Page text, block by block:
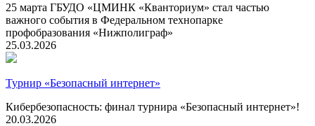
25 марта ГБУДО «ЦМИНК «Кванториум» стал частью
важного события в Федеральном технопарке
профобразования «Нижполиграф»
25.03.2026
Турнир «Безопасный интернет»
Кибербезопасность: финал турнира «Безопасный интернет»!
20.03.2026